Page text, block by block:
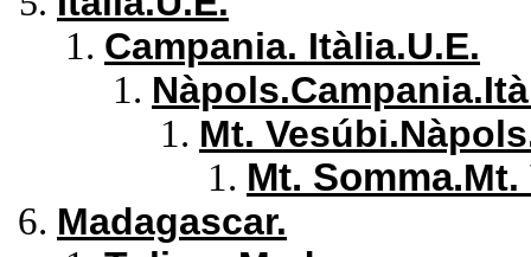
Campania. Itàlia.U.E.
Mt.
Mt. Somma.Mt.
Madagascar.